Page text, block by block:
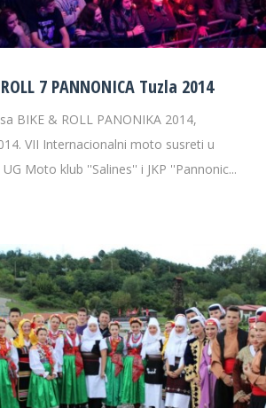
7 PANNONICA Tuzla 2014
BIKE & ROLL PANONIKA 2014,
VII Internacionalni moto susreti u
Moto klub ''Salines'' i JKP ''Pannonic...